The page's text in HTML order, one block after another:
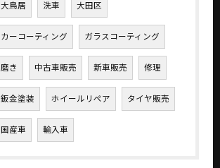
大鳥居 洗車 大田区
カーコーティング ガラスコーティング
磨き 中古車販売 新車販売 修理
鈑金塗装 ホイールリペア タイヤ販売
国産車 輸入車